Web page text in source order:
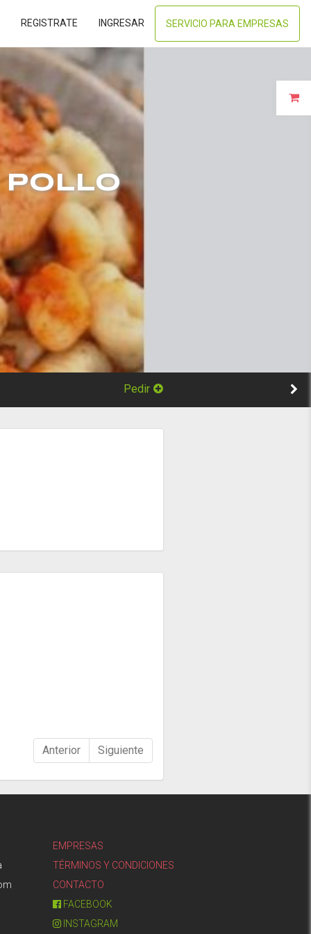
REGISTRATE INGRESAR SERVICIO PARA EMPRESAS
POLLO
Pedir
Anterior Siguiente
EMPRESAS
TÉRMINOS Y CONDICIONES
CONTACTO
FACEBOOK
INSTAGRAM